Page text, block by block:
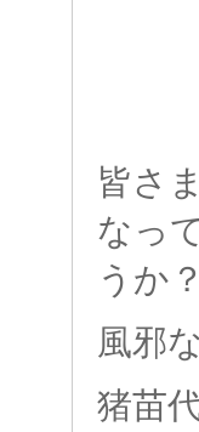
皆さ
なっ
うか？
風邪
猪苗